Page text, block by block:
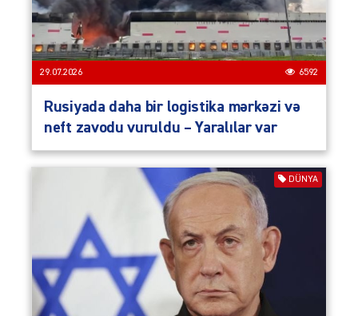
29.07.2026 6592
Rusiyada daha bir logistika mərkəzi və
neft zavodu vuruldu – Yaralılar var
DÜNYA